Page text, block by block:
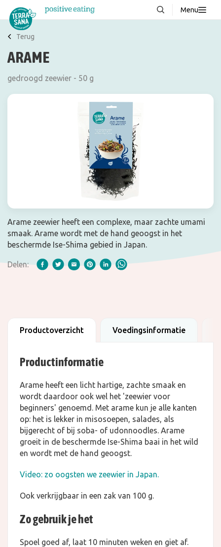
Menu
Over ons
Stories
Terug
ARAME
gedroogd zeewier - 50 g
Arame zeewier heeft een complexe, maar zachte umami
smaak. Arame wordt met de hand geoogst in het
beschermde Ise-Shima gebied in Japan.
Delen:
Productoverzicht Voedingsinformatie
Productinformatie
Arame heeft een licht hartige, zachte smaak en
wordt daardoor ook wel het 'zeewier voor
beginners' genoemd. Met arame kun je alle kanten
op: het is lekker in misosoepen, salades, als
bijgerecht of bij soba- of udonnoodles. Arame
groeit in de beschermde Ise-Shima baai in het wild
en wordt met de hand geoogst.
Video: zo oogsten we zeewier in Japan.
Ook verkrijgbaar in een zak van 100 g.
Zo gebruik je het
Spoel goed af, laat 10 minuten weken en giet af.